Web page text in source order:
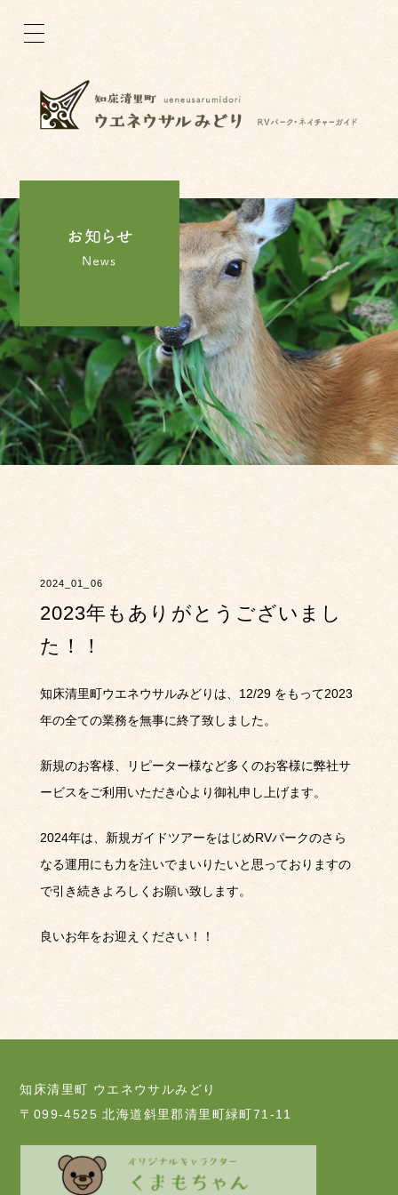
2024_01_06
2023年もありがとうございまし
た！！
知床清里町ウエネウサルみどりは、12/29 をもって2023
年の全ての業務を無事に終了致しました。
新規のお客様、リピーター様など多くのお客様に弊社サ
ービスをご利用いただき心より御礼申し上げます。
2024年は、新規ガイドツアーをはじめRVパークのさら
なる運用にも力を注いでまいりたいと思っておりますの
で引き続きよろしくお願い致します。
良いお年をお迎えください！！
知床清里町 ウエネウサルみどり
〒099-4525 北海道斜里郡清里町緑町71-11